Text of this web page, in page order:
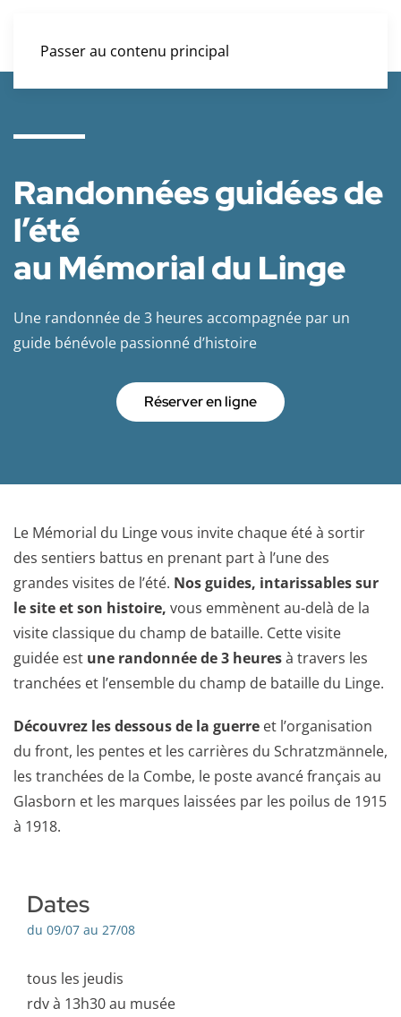
Passer au contenu principal
Randonnées guidées de
l’été
au Mémorial du Linge
Une randonnée de 3 heures accompagnée par un
guide bénévole passionné d’histoire
Réserver en ligne
Le Mémorial du Linge vous invite chaque été à sortir
des sentiers battus en prenant part à l’une des
grandes visites de l’été. Nos guides, intarissables sur
le site et son histoire, vous emmènent au-delà de la
visite classique du champ de bataille. Cette visite
guidée est une randonnée de 3 heuresà travers les
tranchées et l’ensemble du champ de bataille du Linge.
Découvrez les dessous de la guerre et l’organisation
du front, les pentes et les carrières du Schratzmännele,
les tranchées de la Combe, le poste avancé français au
Glasborn et les marques laissées par les poilus de 1915
à 1918.
Dates
du 09/07 au 27/08
tous les jeudis
rdv à 13h30 au musée